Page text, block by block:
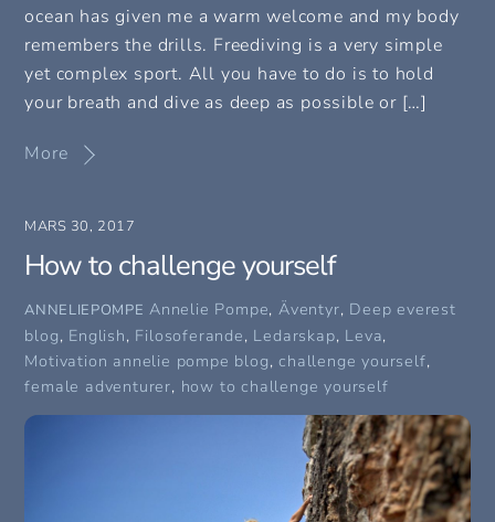
ocean has given me a warm welcome and my body
remembers the drills. Freediving is a very simple
yet complex sport. All you have to do is to hold
your breath and dive as deep as possible or […]
More
MARS 30, 2017
How to challenge yourself
ANNELIEPOMPE Annelie Pompe,Äventyr, Deep everest
blog, English, Filosoferande, Ledarskap, Leva,
Motivation annelie pompe blog,challenge yourself,
female adventurer, how to challenge yourself